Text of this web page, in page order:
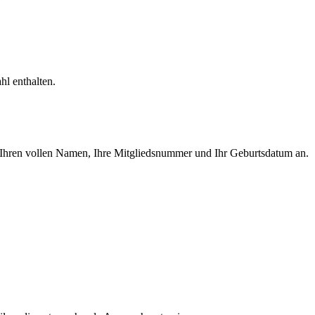
enthalten.
vollen Namen, Ihre Mitgliedsnummer und Ihr Geburtsdatum an.